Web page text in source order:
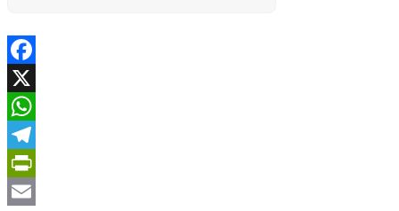
Facebook
X
WhatsApp
Telegram
PrintFriendly